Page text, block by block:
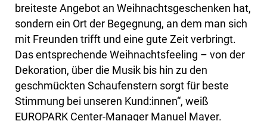
breiteste Angebot an Weihnachtsgeschenken hat,
sondern ein Ort der Begegnung, an dem man sich
mit Freunden trifft und eine gute Zeit verbringt.
Das entsprechende Weihnachtsfeeling – von der
Dekoration, über die Musik bis hin zu den
geschmückten Schaufenstern sorgt für beste
Stimmung bei unseren Kund:innen“, weiß
EUROPARK Center-Manager Manuel Mayer.